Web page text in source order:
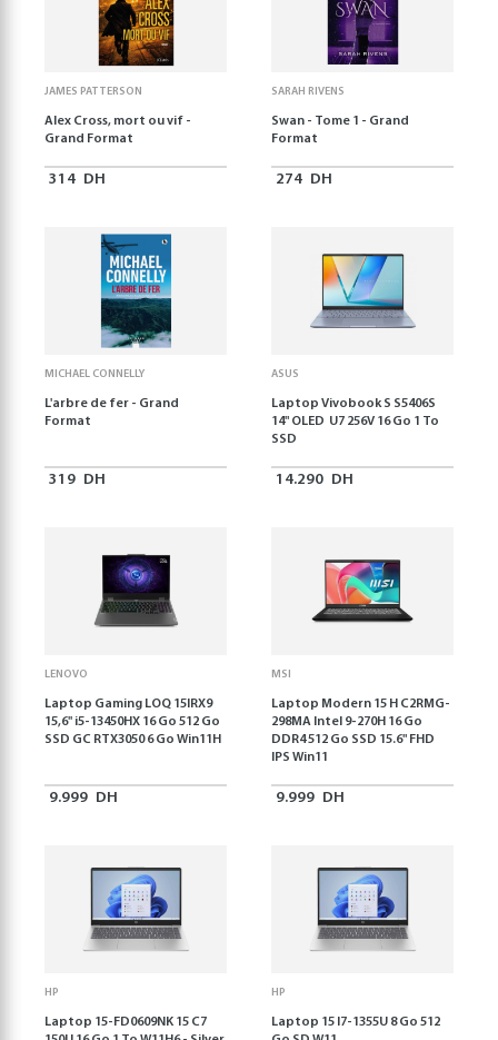
JAMES PATTERSON
Alex Cross, mort ou vif -
Grand Format
314 DH
SARAH RIVENS
Swan - Tome 1 - Grand
Format
274 DH
MICHAEL CONNELLY
L'arbre de fer - Grand
Format
319 DH
ASUS
Laptop Vivobook S S5406S
14" OLED U7 256V 16 Go 1 To
SSD
14.290 DH
LENOVO
Laptop Gaming LOQ 15IRX9
15,6'' i5-13450HX 16 Go 512 Go
SSD GC RTX3050 6 Go Win11H
9.999 DH
MSI
Laptop Modern 15 H C2RMG-
298MA Intel 9-270H 16 Go
DDR4 512 Go SSD 15.6" FHD
IPS Win11
9.999 DH
HP
Laptop 15-FD0609NK 15 C7
HP
Laptop 15 I7-1355U 8 Go 512